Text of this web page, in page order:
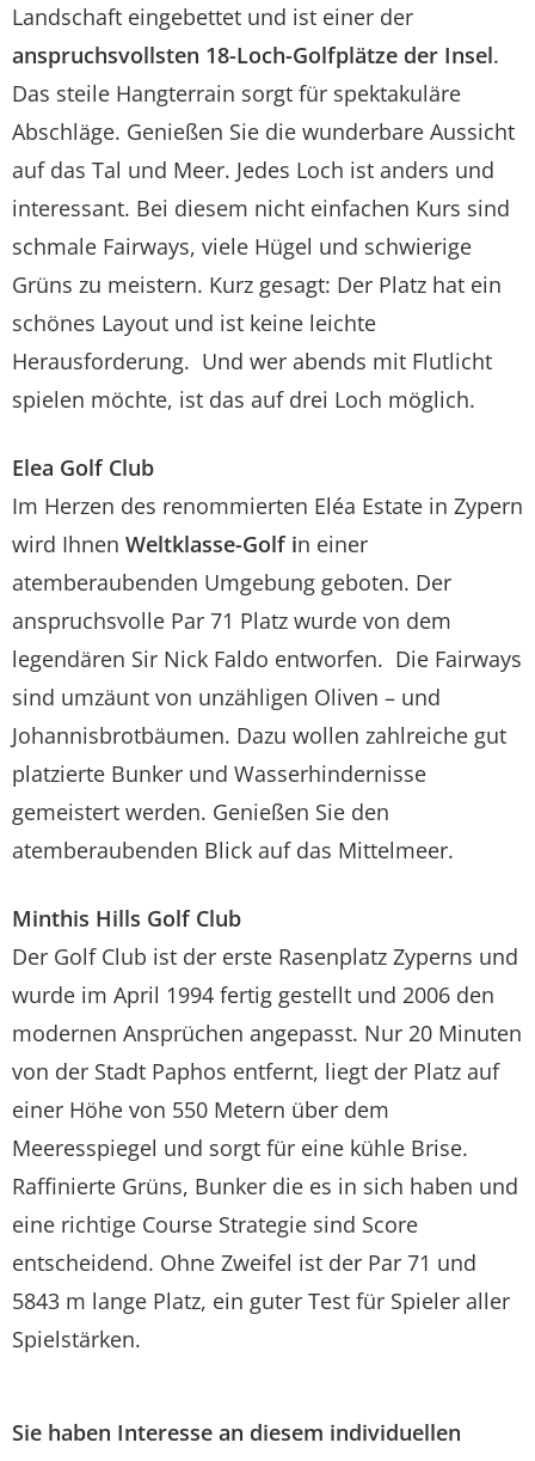
Landschaft eingebettet und ist einer der
anspruchsvollsten 18-Loch-Golfplätze der Insel.
Das steile Hangterrain sorgt für spektakuläre
Abschläge. Genießen Sie die wunderbare Aussicht
auf das Tal und Meer. Jedes Loch ist anders und
interessant. Bei diesem nicht einfachen Kurs sind
schmale Fairways, viele Hügel und schwierige
Grüns zu meistern. Kurz gesagt: Der Platz hat ein
schönes Layout und ist keine leichte
Herausforderung. Und wer abends mit Flutlicht
spielen möchte, ist das auf drei Loch möglich.
Elea Golf Club
Im Herzen des renommierten Eléa Estate in Zypern
wird Ihnen Weltklasse-Golf in einer
atemberaubenden Umgebung geboten. Der
anspruchsvolle Par 71 Platz wurde von dem
legendären Sir Nick Faldo entworfen. Die Fairways
sind umzäunt von unzähligen Oliven – und
Johannisbrotbäumen. Dazu wollen zahlreiche gut
platzierte Bunker und Wasserhindernisse
gemeistert werden. Genießen Sie den
atemberaubenden Blick auf das Mittelmeer.
Minthis Hills Golf Club
Der Golf Club ist der erste Rasenplatz Zyperns und
wurde im April 1994 fertig gestellt und 2006 den
modernen Ansprüchen angepasst. Nur 20 Minuten
von der Stadt Paphos entfernt, liegt der Platz auf
einer Höhe von 550 Metern über dem
Meeresspiegel und sorgt für eine kühle Brise.
Raffinierte Grüns, Bunker die es in sich haben und
eine richtige Course Strategie sind Score
entscheidend. Ohne Zweifel ist der Par 71 und
5843 m lange Platz, ein guter Test für Spieler aller
Spielstärken.
Sie haben Interesse an diesem individuellen